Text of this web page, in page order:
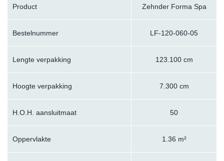
Product Zehnder Forma Spa
Bestelnummer LF-120-060-05
Lengte verpakking 123.100 cm
Hoogte verpakking 7.300 cm
H.O.H. aansluitmaat 50
Oppervlakte 1.36 m²